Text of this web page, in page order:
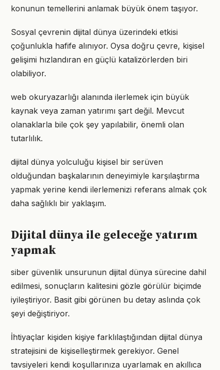
konunun temellerini anlamak büyük önem taşıyor.
Sosyal çevrenin dijital dünya üzerindeki etkisi
çoğunlukla hafife alınıyor. Oysa doğru çevre, kişisel
gelişimi hızlandıran en güçlü katalizörlerden biri
olabiliyor.
web okuryazarlığı alanında ilerlemek için büyük
kaynak veya zaman yatırımı şart değil. Mevcut
olanaklarla bile çok şey yapılabilir, önemli olan
tutarlılık.
dijital dünya yolculuğu kişisel bir serüven
olduğundan başkalarının deneyimiyle karşılaştırma
yapmak yerine kendi ilerlemenizi referans almak çok
daha sağlıklı bir yaklaşım.
Dijital dünya ile geleceğe yatırım
yapmak
siber güvenlik unsurunun dijital dünya sürecine dahil
edilmesi, sonuçların kalitesini gözle görülür biçimde
iyileştiriyor. Basit gibi görünen bu detay aslında çok
şeyi değiştiriyor.
İhtiyaçlar kişiden kişiye farklılaştığından dijital dünya
stratejisini de kişiselleştirmek gerekiyor. Genel
tavsiyeleri kendi koşullarınıza uyarlamak en akıllıca